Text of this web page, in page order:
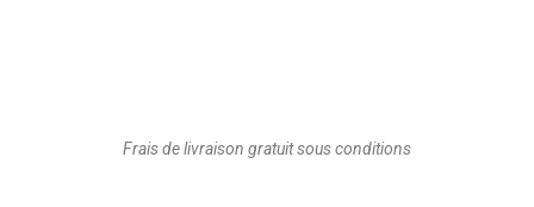
Frais de livraison gratuit sous conditions